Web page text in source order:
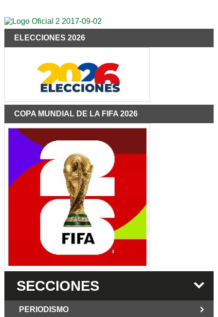
ELECCIONES 2026
COPA MUNDIAL DE LA FIFA 2026
SECCIONES
PERIODISMO